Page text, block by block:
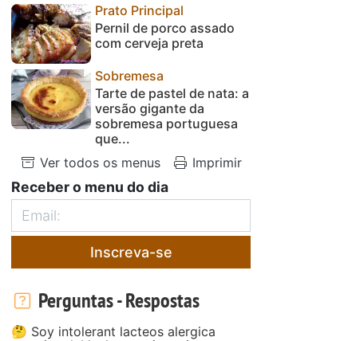
Prato Principal
Pernil de porco assado
com cerveja preta
Sobremesa
Tarte de pastel de nata: a
versão gigante da
sobremesa portuguesa
que...
Ver todos os menus
Imprimir
Receber o menu do dia
Inscreva-se
Perguntas - Respostas
🤔 Soy intolerant lacteos alergica